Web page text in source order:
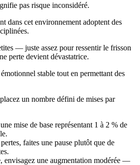
pas risque inconsidéré.
dans cet environnement adoptent des
— juste assez pour ressentir le frisson
perte devient dévastatrice.
stable tout en permettant des
un nombre défini de mises par
mise de base représentant 1 à 2 % de
faites une pause plutôt que de
envisagez une augmentation modérée —